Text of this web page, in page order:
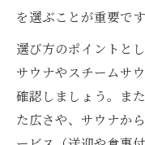
ル体験
天然素材の
効果
サウナ付き
空間
を選ぶことが重要です
選び方のポイントと
サウナやスチームサ
確認しましょう。ま
た広さや、サウナか